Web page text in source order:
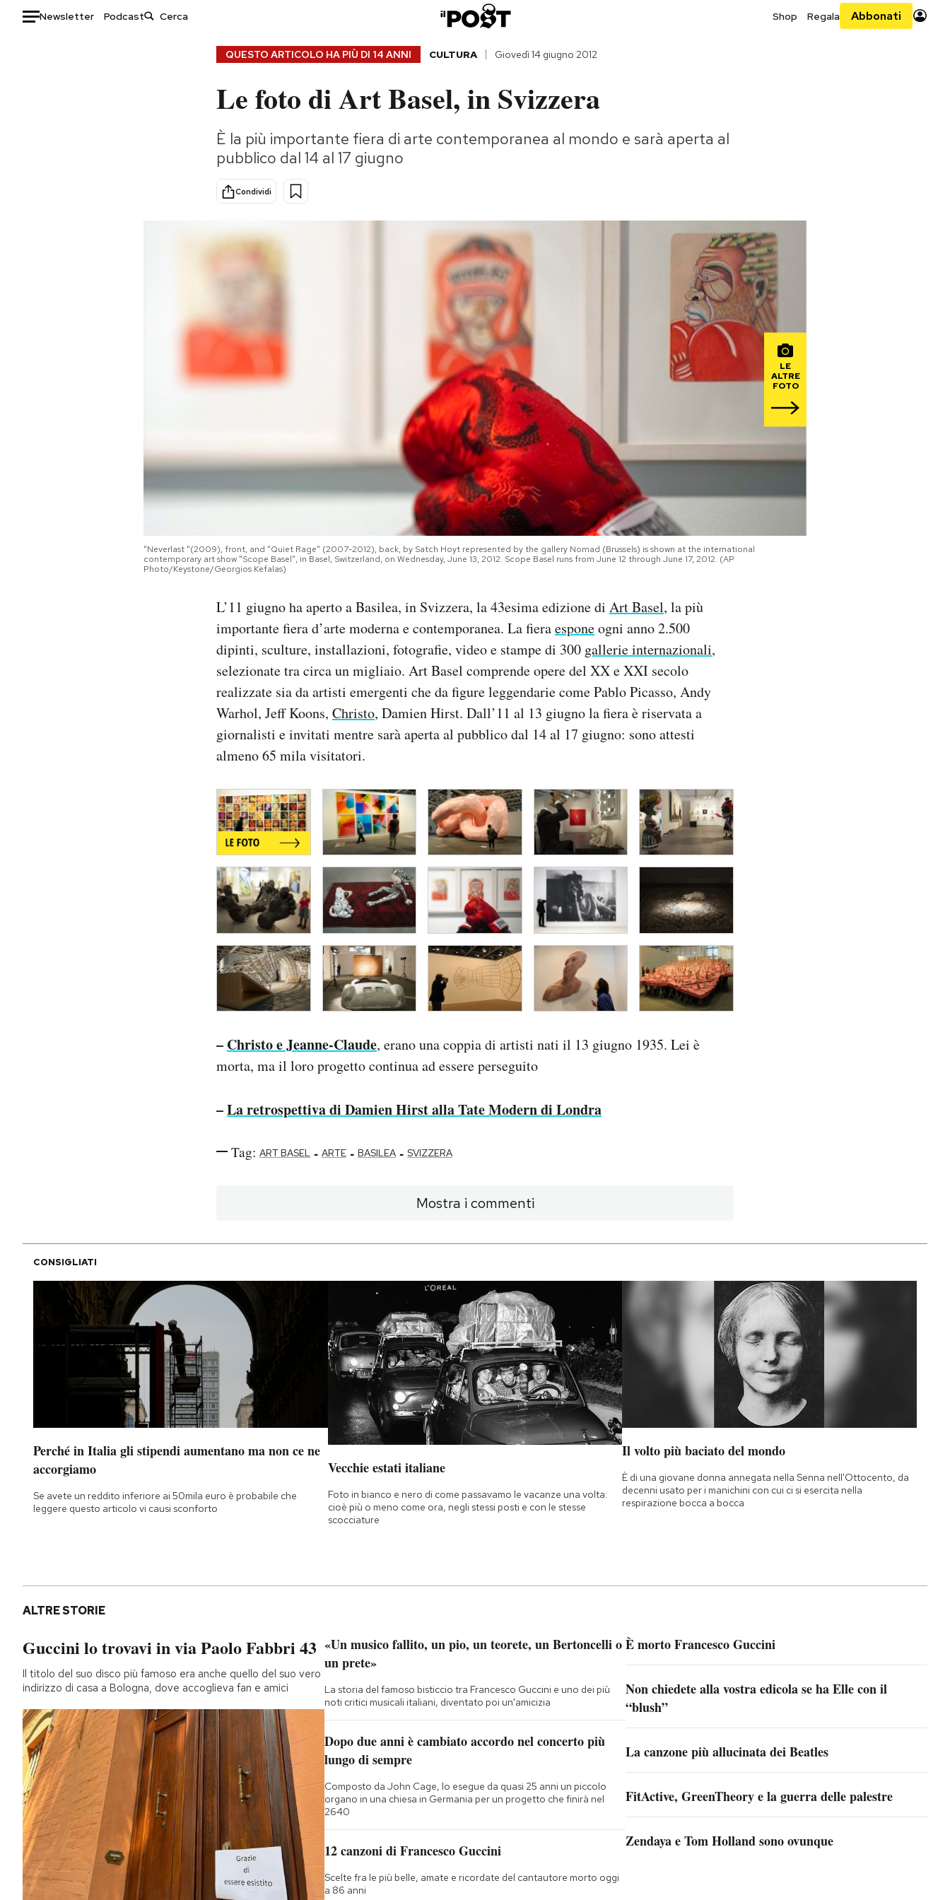
Newsletter Podcast Shop Regala Abbonati
Consumismi
Storie/Idee
Ok Boomer!
QUESTO ARTICOLO HA PIÙ DI 14 ANNI CULTURA Giovedì 14 giugno 2012
Le foto di Art Basel, in Svizzera
È la più importante fiera di arte contemporanea al mondo e sarà aperta al
pubblico dal 14 al 17 giugno
Condividi
LE
ALTRE
FOTO
"Neverlast "(2009), front, and "Quiet Rage" (2007-2012), back, by Satch Hoyt represented by the gallery Nomad (Brussels) is shown at the international
contemporary art show "Scope Basel", in Basel, Switzerland, on Wednesday, June 13, 2012. Scope Basel runs from June 12 through June 17, 2012. (AP
Photo/Keystone/Georgios Kefalas)
L’11 giugno ha aperto a Basilea, in Svizzera, la 43esima edizione di Art Basel, la più
importante fiera d’arte moderna e contemporanea. La fieraesponeogni anno 2.500
dipinti, sculture, installazioni, fotografie, video e stampe di 300 gallerie internazionali,
selezionate tra circa un migliaio. Art Basel comprende opere del XX e XXI secolo
realizzate sia da artisti emergenti che da figure leggendarie come Pablo Picasso, Andy
Warhol, Jeff Koons, Christo, Damien Hirst. Dall’11 al 13 giugno la fiera è riservata a
giornalisti e invitati mentre sarà aperta al pubblico dal 14 al 17 giugno: sono attesti
almeno 65 mila visitatori.
– Christo e Jeanne-Claude, erano una coppia di artisti nati il 13 giugno 1935. Lei è
morta, ma il loro progetto continua ad essere perseguito
–La retrospettiva di Damien Hirst alla Tate Modern di Londra
Tag: ART BASEL - ARTE - BASILEA - SVIZZERA
Mostra i commenti
CONSIGLIATI
Perché in Italia gli stipendi aumentano ma non ce ne
accorgiamo
Se avete un reddito inferiore ai 50mila euro è probabile che
leggere questo articolo vi causi sconforto
Vecchie estati italiane
Foto in bianco e nero di come passavamo le vacanze una volta:
cioè più o meno come ora, negli stessi posti e con le stesse
scocciature
Il volto più baciato del mondo
È di una giovane donna annegata nella Senna nell'Ottocento, da
decenni usato per i manichini con cui ci si esercita nella
respirazione bocca a bocca
ALTRE STORIE
Guccini lo trovavi in via Paolo Fabbri 43
Il titolo del suo disco più famoso era anche quello del suo vero
indirizzo di casa a Bologna, dove accoglieva fan e amici
«Un musico fallito, un pio, un teorete, un Bertoncelli o
un prete»
La storia del famoso bisticcio tra Francesco Guccini e uno dei più
noti critici musicali italiani, diventato poi un'amicizia
Dopo due anni è cambiato accordo nel concerto più
lungo di sempre
Composto da John Cage, lo esegue da quasi 25 anni un piccolo
organo in una chiesa in Germania per un progetto che finirà nel
2640
12 canzoni di Francesco Guccini
Scelte fra le più belle, amate e ricordate del cantautore morto oggi
a 86 anni
È morto Francesco Guccini
Non chiedete alla vostra edicola se ha Elle con il
“blush”
La canzone più allucinata dei Beatles
FitActive, GreenTheory e la guerra delle palestre
Zendaya e Tom Holland sono ovunque